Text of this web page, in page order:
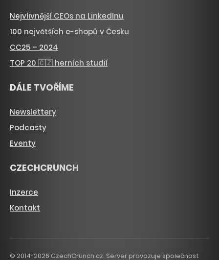
Nejvlivnější CEOs na LinkedInu
100 největších e-shopů v Česku
CC25 – 2024
TOP 20 🇨🇿 herních studií
DÁLE TVOŘÍME
Newslettery
Podcasty
Eventy
CZECHCRUNCH
Inzerce
Kontakt
© 2014-2026 CzechCrunch.cz. Server provozuje společnost